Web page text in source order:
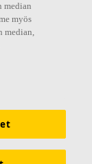
ja palvelut
median
myös
median,